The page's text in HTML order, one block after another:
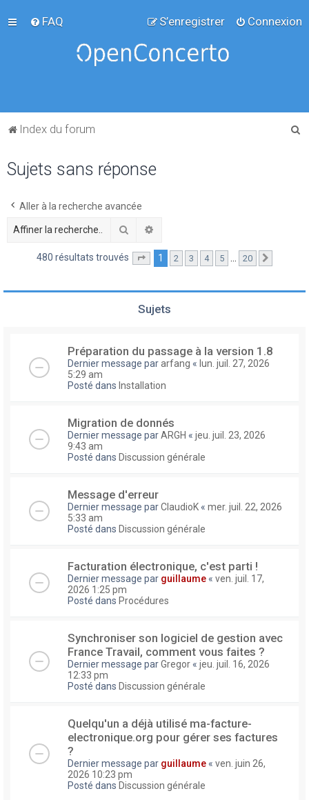
FAQ Connexion
S’enregistrer
Index du forum
Sujets sans réponse
Aller à la recherche avancée
Rechercher
480 résultats trouvés Page sur20
1 2 3 4 5 … 20
Sujets
Préparation du passage à la version 1.8
Dernier message pararfang « lun. juil. 27, 2026
5:29 am
Posté dans Installation
Migration de donnés
Dernier message parARGH « jeu. juil. 23, 2026
9:43 am
Posté dans Discussion générale
Message d'erreur
Dernier message parClaudioK « mer. juil. 22, 2026
5:33 am
Posté dans Discussion générale
Facturation électronique, c'est parti !
Dernier message par guillaume « ven. juil. 17,
2026 1:25 pm
Posté dans Procédures
Synchroniser son logiciel de gestion avec
France Travail, comment vous faites ?
Dernier message parGregor « jeu. juil. 16, 2026
12:33 pm
Posté dans Discussion générale
Quelqu'un a déjà utilisé ma-facture-
electronique.org pour gérer ses factures
?
Dernier message par guillaume « ven. juin 26,
2026 10:23 pm
Posté dans Discussion générale